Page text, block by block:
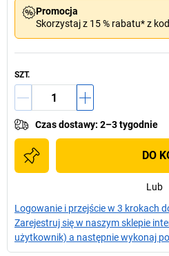
Promocja
Skorzystaj z 15 % rabatu* z
SZT.
Czas dostawy: 2–3 tygodnie
DO
Lub
Logowanie i przejście w 3 krokach
Zarejestruj się w naszym sklepie
użytkownik) a następnie wykonaj